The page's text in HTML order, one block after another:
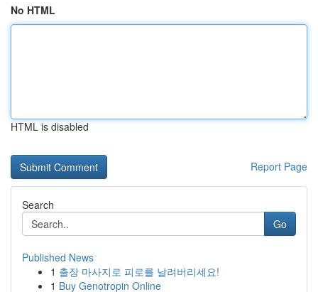
No HTML
HTML is disabled
Report Page
Search
Go
Published News
1 출장 마사지로 피로를 날려버리세요!
1 Buy Genotropin Online